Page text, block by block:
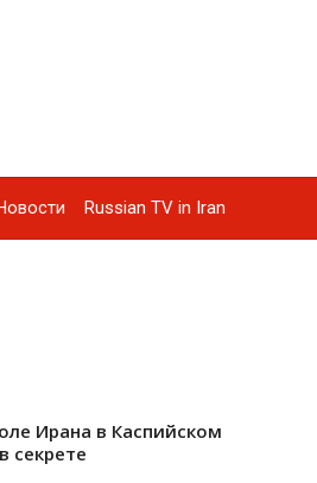
Russian TV in Iran
Ирана в Каспийском
секрете